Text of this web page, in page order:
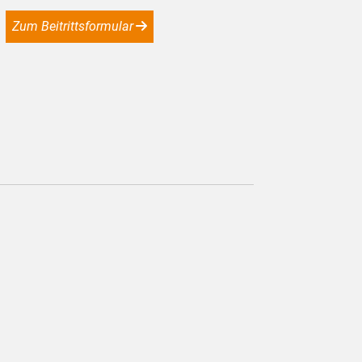
Zum Beitrittsformular